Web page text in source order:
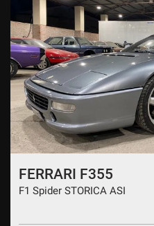
FERRARI F355
F1 Spider STORICA ASI